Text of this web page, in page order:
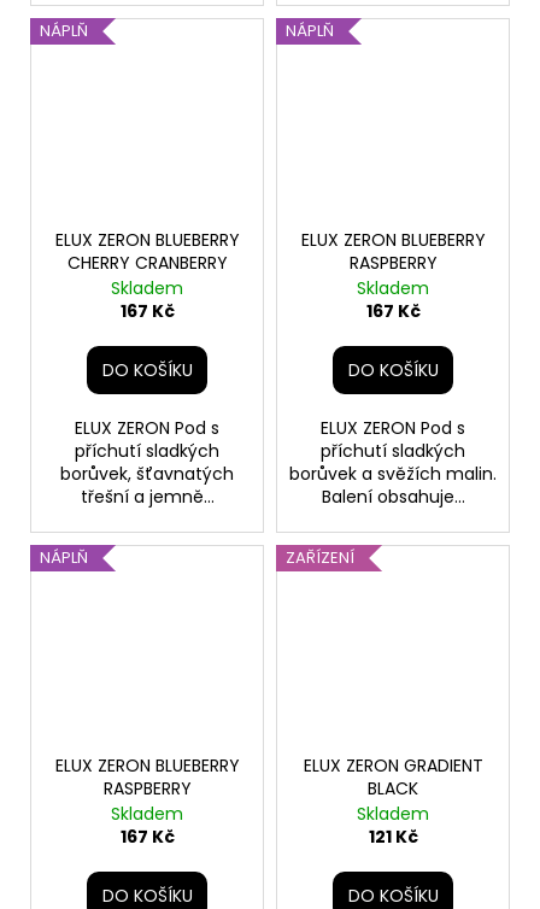
NÁPLŇ
ELUX ZERON BLUEBERRY
CHERRY CRANBERRY
Skladem
167 Kč
DO KOŠÍKU
ELUX ZERON Pod s
příchutí sladkých
borůvek, šťavnatých
třešní a jemně...
NÁPLŇ
ELUX ZERON BLUEBERRY
RASPBERRY
Skladem
167 Kč
DO KOŠÍKU
ELUX ZERON Pod s
příchutí sladkých
borůvek a svěžích malin.
Balení obsahuje...
NÁPLŇ
ELUX ZERON BLUEBERRY
RASPBERRY
Skladem
167 Kč
DO KOŠÍKU
ZAŘÍZENÍ
ELUX ZERON GRADIENT
BLACK
Skladem
121 Kč
DO KOŠÍKU